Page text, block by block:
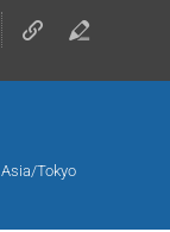
Asia/Tokyo